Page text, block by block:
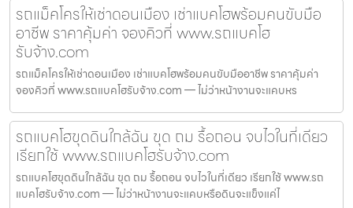
รถแม็คโครให้เช่าดอนเมือง เช่าแบคโฮพร้อมคนขับมือ
อาชีพ ราคาคุ้มค่า จองคิวที่ www.รถแบคโฮ
รับจ้าง.com
รถแม็คโครให้เช่าดอนเมือง เช่าแบคโฮพร้อมคนขับมืออาชีพ ราคาคุ้มค่า
จองคิวที่ www.รถแบคโฮรับจ้าง.com — ไม่ว่าหน้างานจะแคบหร
รถแบคโฮขุดดินใกล้ฉัน ขุด ถม รื้อถอน จบไวในที่เดียว
เรียกใช้ www.รถแบคโฮรับจ้าง.com
รถแบคโฮขุดดินใกล้ฉัน ขุด ถม รื้อถอน จบไวในที่เดียว เรียกใช้ www.รถ
แบคโฮรับจ้าง.com — ไม่ว่าหน้างานจะแคบหรือดินจะแข็งแค่ไ